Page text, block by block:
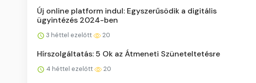
Új online platform indul: Egyszerűsödik a digitális
ügyintézés 2024-ben
3 héttel ezelőtt 20
Hírszolgáltatás: 5 Ok az Átmeneti Szüneteltetésre
4 héttel ezelőtt 20